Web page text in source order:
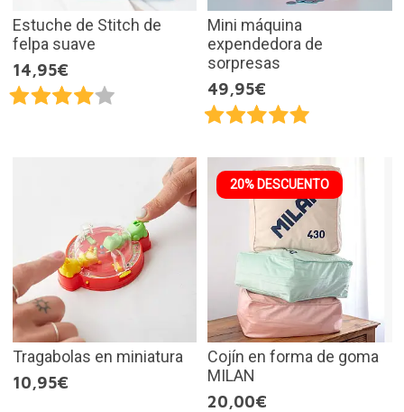
Estuche de Stitch de
felpa suave
14,95€
Mini máquina
expendedora de
sorpresas
49,95€
Tragabolas en miniatura
10,95€
20% DESCUENTO
Cojín en forma de goma
MILAN
20,00€